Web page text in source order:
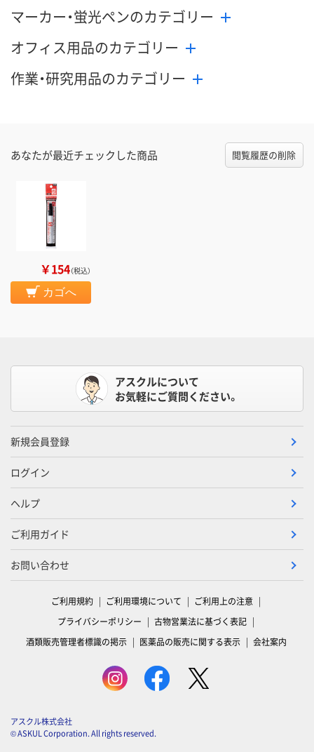
マーカー・蛍光ペンのカテゴリー
オフィス用品のカテゴリー
作業・研究用品のカテゴリー
あなたが最近チェックした商品 閲覧履歴の削除
￥154（税込）
カゴへ
アスクルについて
お気軽にご質問ください。
新規会員登録
ログイン
ヘルプ
ご利用ガイド
お問い合わせ
ご利用規約 ご利用環境について
ご利用上の注意
プライバシーポリシー
古物営業法に基づく表記
酒類販売管理者標識の掲示
医薬品の販売に関する表示 会社案内
アスクル株式会社
© ASKUL Corporation. All rights reserved.